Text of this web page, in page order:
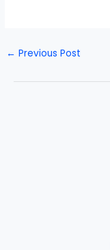
← Previous Post